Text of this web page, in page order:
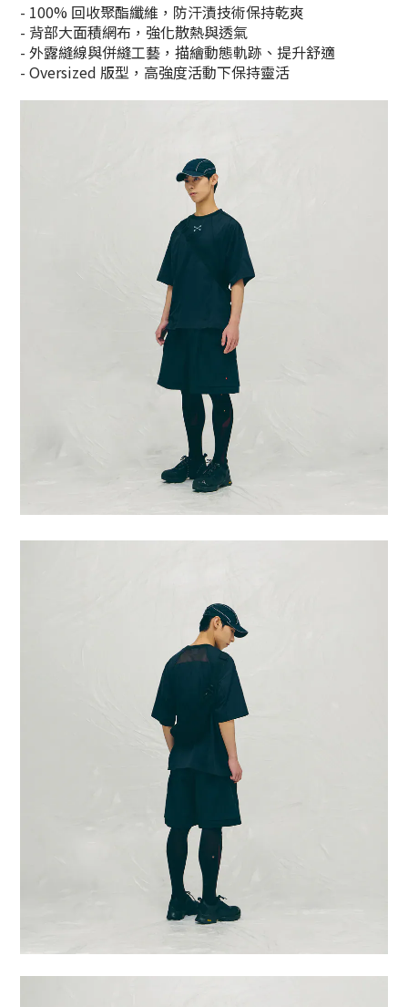
- 100% 回收聚酯纖維，防汗漬技術保持乾爽
- 背部大面積網布，強化散熱與透氣
- 外露縫線與併縫工藝，描繪動態軌跡、提升舒適
- Oversized 版型，高強度活動下保持靈活